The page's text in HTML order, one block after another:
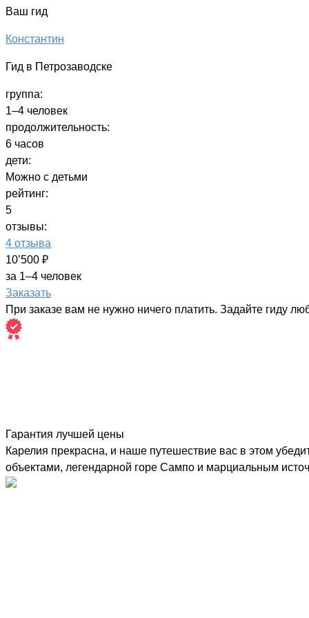
Ваш гид
Константин
Гид в Петрозаводске
группа:
1–4 человек
продолжительность:
6 часов
дети:
Можно с детьми
рейтинг:
5
отзывы:
4 отзыва
10’500 ₽
за 1–4 человек
Заказать
При заказе вам не нужно ничего платить. Задайте гиду
Гарантия лучшей цены
Карелия прекрасна, и наше путешествие вас в этом
объектами, легендарной горе Сампо и марциальным